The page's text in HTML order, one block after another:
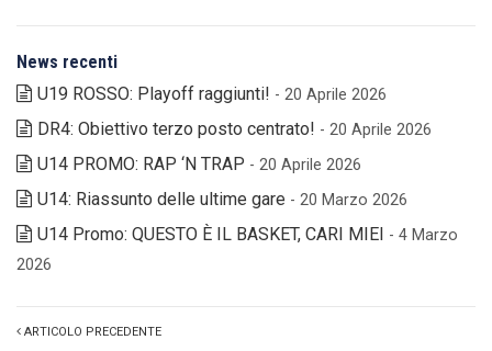
News recenti
U19 ROSSO: Playoff raggiunti! - 20 Aprile 2026
DR4: Obiettivo terzo posto centrato! - 20 Aprile 2026
U14 PROMO: RAP ‘N TRAP - 20 Aprile 2026
U14: Riassunto delle ultime gare - 20 Marzo 2026
U14 Promo: QUESTO È IL BASKET, CARI MIEI - 4 Marzo
2026
ARTICOLO PRECEDENTE